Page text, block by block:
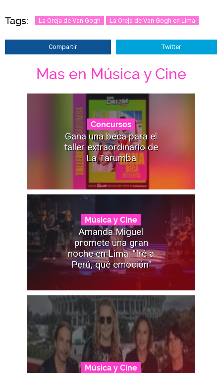
Tags: La Oreja de Van Gogh La Oreja de Van Gogh en Lima
Compartir Twitter
Mas en Música y Cine
Concursos
Gana una beca para el
taller extraordinario de
La Tarumba
Música y Cine
Amanda Miguel
promete una gran
noche en Lima: "Iré a
Perú, qué emoción"
Música y Cine